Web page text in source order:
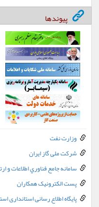
پیوندها
وزارت نفت
شرکت ملی گاز ایران
سامانه جامع فناوري اطلاعات
پست الکترونيک همکاران
پایگاه اطلاع رسانی استانداری